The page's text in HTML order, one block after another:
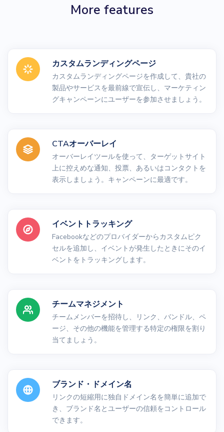
More features
カスタムランディングページ
カスタムランディングページを作成して、貴社の
製品やサービスを最前線で宣伝し、マーケティン
グキャンペーンにユーザーを参加させましょう。
CTAオーバーレイ
オーバーレイツールを使って、ターゲットサイト
上に控えめな通知、投票、あるいはコンタクトを
表示しましょう。キャンペーンに最適です。
イベントトラッキング
Facebookなどのプロバイダーからカスタムピク
セルを追加し、イベントが発生したときにそのイ
ベントをトラッキングします。
チームマネジメント
チームメンバーを招待し、リンク、バンドル、ペ
ージ、その他の機能を管理する特定の権限を割り
当てましょう。
ブランド・ドメイン名
リンクの短縮用に独自ドメイン名を簡単に追加で
き、ブランド名とユーザーの信頼をコントロール
できます。